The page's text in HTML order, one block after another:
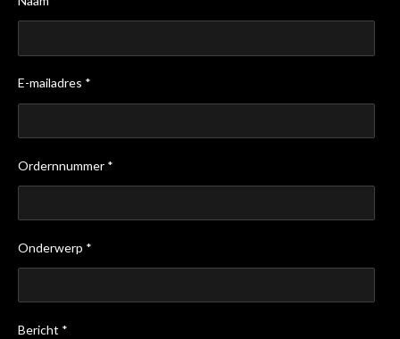
E-mailadres *
Ordernnummer *
Onderwerp *
Bericht *